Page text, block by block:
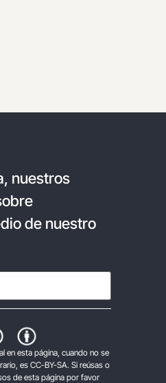
nuestros
de nuestro
en esta página, cuando no se
es CC-BY-SA. Si reúsas o
de esta página por favor